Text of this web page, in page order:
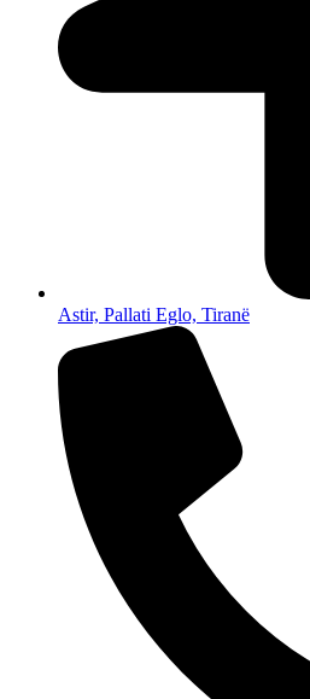
Astir, Pallati Eglo, Tiranë